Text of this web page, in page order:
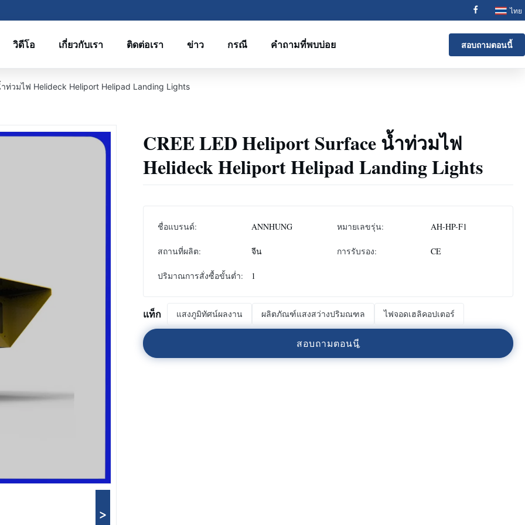
ไทย
วิดีโอ เกี่ยวกับเรา ติดต่อเรา ข่าว กรณี คำถามที่พบบ่อย สอบถามตอนนี้
ำท่วมไฟ Helideck Heliport Helipad Landing Lights
>
CREE LED Heliport Surface น้ำท่วมไฟ
Helideck Heliport Helipad Landing Lights
ชื่อแบรนด์: ANNHUNG หมายเลขรุ่น: AH-HP-F1
สถานที่ผลิต: จีน การรับรอง: CE
ปริมาณการสั่งซื้อขั้นต่ำ: 1
แท็ก แสงภูมิทัศน์ผลงาน ผลิตภัณฑ์แสงสว่างปริมณฑล ไฟจอดเฮลิคอปเตอร์
สอบถามตอนน